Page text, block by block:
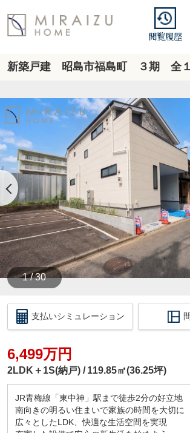
閲覧履歴
新築戸建 昭島市福島町 ３期 全
1 / 30
支払いシミュレーション
6,499万円
2LDK＋1S(納戸) 119.85㎡(36.25坪)
JR青梅線「東中神」駅まで徒歩2分の好立地
南向きの明るい住まいで家族の時間を大切に
広々としたLDK、快適な生活空間を実現